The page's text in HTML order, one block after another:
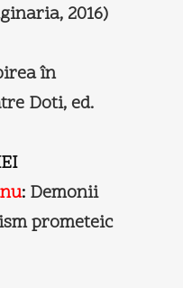
2016)
în
Doti, ed.
: Demonii
prometeic